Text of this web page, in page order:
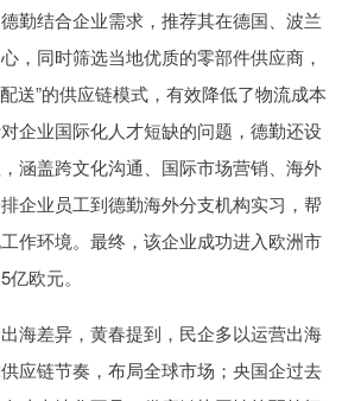
勤结合企业需求，推荐其在德国、波兰
，同时筛选当地优质的零部件供应商，
送”的供应链模式，有效降低了物流成本
企业国际化人才短缺的问题，德勤还设
涵盖跨文化沟通、国际市场营销、海外
企业员工到德勤海外分支机构实习，帮
作环境。最终，该企业成功进入欧洲市
欧元。
差异，黄春提到，民企多以运营出海
应链节奏，布局全球市场；央国企过去